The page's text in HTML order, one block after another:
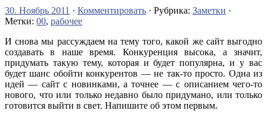
30. Ноябрь 2011 · Комментировать · Рубрика: Заметки ·
Метки: 00, рабочее
И снова мы рассуждаем на тему того, какой же сайт выгодно
создавать в наше время. Конкуренция высока, а значит,
придумать такую тему, которая и будет популярна, и у вас
будет шанс обойти конкурентов — не так-то просто. Одна из
идей — сайт с новинками, а точнее — с описанием чего-то
нового, что или только недавно было придумано, или только
готовится выйти в свет. Напишите об этом первым.